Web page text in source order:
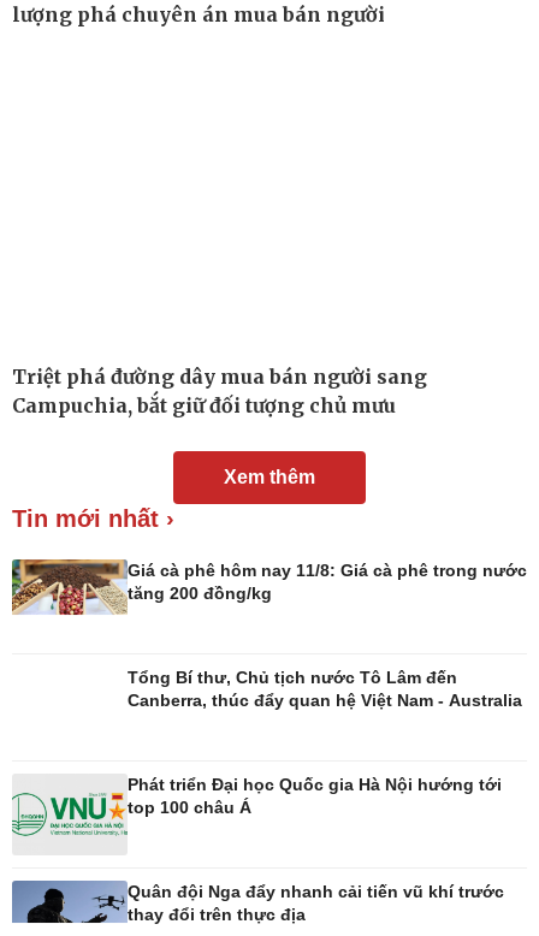
Trải nghiệm
Sản phụ khoa
Sân khấu - Điện ảnh
lượng phá chuyên án mua bán người
Triệt phá đường dây mua bán người sang
Campuchia, bắt giữ đối tượng chủ mưu
Xem thêm
Tin mới nhất ›
Giá cà phê hôm nay 11/8: Giá cà phê trong nước
tăng 200 đồng/kg
Tổng Bí thư, Chủ tịch nước Tô Lâm đến
Canberra, thúc đẩy quan hệ Việt Nam - Australia
Phát triển Đại học Quốc gia Hà Nội hướng tới
top 100 châu Á
Quân đội Nga đẩy nhanh cải tiến vũ khí trước
thay đổi trên thực địa